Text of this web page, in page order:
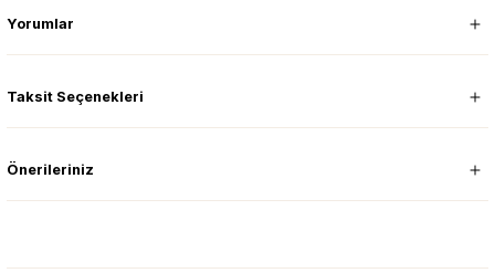
Yorumlar
Taksit Seçenekleri
Önerileriniz